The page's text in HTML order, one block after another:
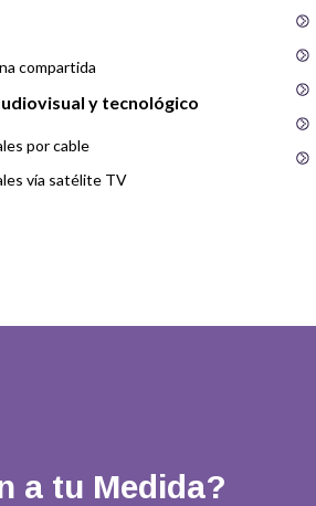
compartida
y tecnológico
por cable
vía satélite TV
a tu Medida?